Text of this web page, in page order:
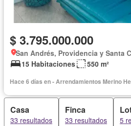
$ 3.795.000.000
15 Habitaciones
550 m²
Hace 6 días en - Arrendamientos Merino
Casa
33 resultados
Finca
33 resultados 5